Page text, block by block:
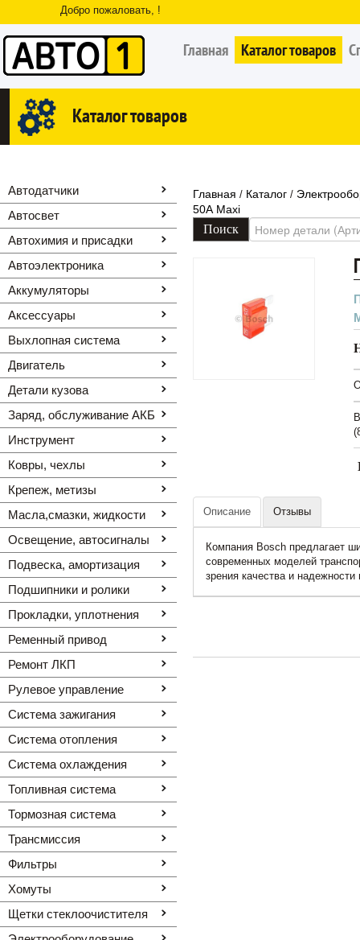
Добро пожаловать, !
Главная Каталог товаров
Каталог товаров
Автодатчики
Автосвет
Автохимия и присадки
Автоэлектроника
Аккумуляторы
Аксессуары
Выхлопная система
Двигатель
Детали кузова
Заряд, обслуживание АКБ
Инструмент
Ковры, чехлы
Крепеж, метизы
Масла,смазки, жидкости
Освещение, автоcигналы
Подвеска, амортизация
Подшипники и ролики
Прокладки, уплотнения
Ременный привод
Ремонт ЛКП
Рулевое управление
Система зажигания
Система отопления
Система охлаждения
Топливная система
Тормозная система
Трансмиссия
Фильтры
Хомуты
Щетки стеклоочистителя
Главная / Каталог /
50А Maxi
Описание Отзывы
Компания Bosch предлагает
современных моделей
зрения качества и